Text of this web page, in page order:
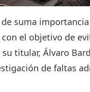
suma
el objetivo de
titular, Álvaro
de faltas